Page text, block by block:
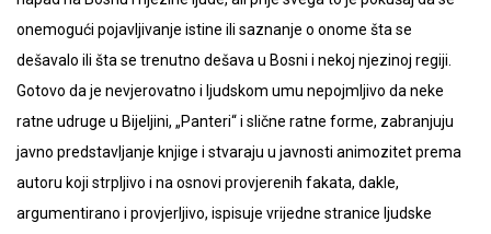
onemogući pojavljivanje istine ili saznanje o onome šta se
dešavalo ili šta se trenutno dešava u Bosni i nekoj njezinoj regiji.
Gotovo da je nevjerovatno i ljudskom umu nepojmljivo da neke
ratne udruge u Bijeljini, „Panteri“ i slične ratne forme, zabranjuju
javno predstavljanje knjige i stvaraju u javnosti animozitet prema
autoru koji strpljivo i na osnovi provjerenih fakata, dakle,
argumentirano i provjerljivo, ispisuje vrijedne stranice ljudske